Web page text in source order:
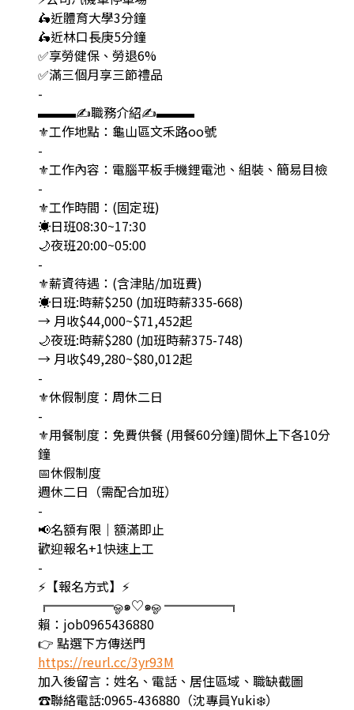
🛵近體育大學3分鐘
🛵近林口長庚5分鐘
✅享勞健保、勞退6%
✅滿三個月享三節禮品
-
▬▬▬✍職務介紹✍▬▬▬
⚜️工作地點：龜山區文禾路oo號
-
⚜️工作內容：電腦平板手機鋰電池、組裝、簡易目檢
-
⚜️工作時間：(固定班)
☀️日班08:30~17:30
🌙夜班20:00~05:00
-
⚜️薪資待遇：(含津貼/加班費)
☀️日班:時薪$250 (加班時薪335-668)
→ 月收$44,000~$71,452起
🌙夜班:時薪$280 (加班時薪375-748)
→ 月收$49,280~$80,012起
-
⚜️休假制度：周休二日
-
⚜️用餐制度：免費供餐 (用餐60分鐘)間休上下各10分
鐘
📅休假制度
週休二日（需配合加班）
-
📢名額有限｜額滿即止
歡迎報名+1快速上工
-
⚡【報名方式】⚡
╔═════ஓ๑♡๑ஓ ═════╗
賴：job0965436880
👉 點選下方傳送門
https://reurl.cc/3yr93M
加入後留言：姓名、電話、居住區域、職缺截圖
☎️聯絡電話:0965-436880（沈專員Yuki❄️）